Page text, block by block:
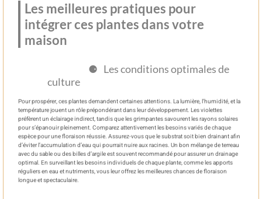
Les meilleures pratiques pour
intégrer ces plantes dans votre
maison
Les conditions optimales de
culture
Pour prospérer, ces plantes demandent certaines attentions. La lumière, l’humidité, et la
température jouent un rôle prépondérant dans leur développement. Les violettes
préfèrent un éclairage indirect, tandis que les grimpantes savourent les rayons solaires
pour s’épanouir pleinement. Comparez attentivement les besoins variés de chaque
espèce pour une floraison réussie. Assurez-vous que le substrat soit bien drainant afin
d’éviter l’accumulation d’eau qui pourrait nuire aux racines. Un bon mélange de terreau
avec du sable ou des billes d’argile est souvent recommandé pour assurer un drainage
optimal. En surveillant les besoins individuels de chaque plante, comme les apports
réguliers en eau et nutriments, vous leur offrez les meilleures chances de floraison
longue et spectaculaire.